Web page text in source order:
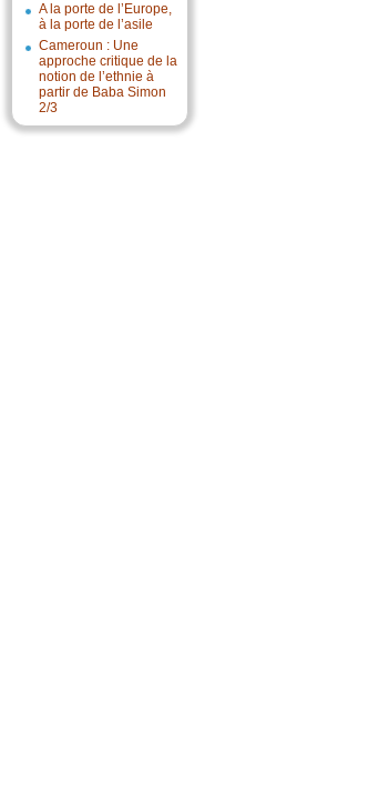
A la porte de l’Europe,
à la porte de l’asile
Cameroun : Une
approche critique de la
notion de l’ethnie à
partir de Baba Simon
2/3